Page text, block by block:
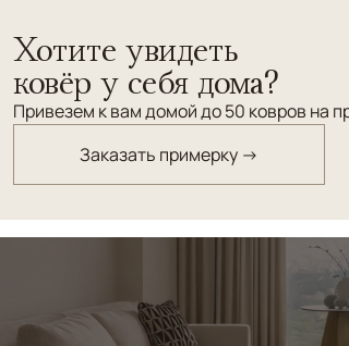
Хотите увидеть
ковёр у себя дома?
Привезем к вам домой до 50 ковров на
Заказать примерку →